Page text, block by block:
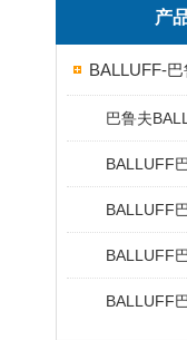
产
BALLUFF-
巴鲁夫
BALLUFF
BALLUFF
BALLUFF
BALLUFF